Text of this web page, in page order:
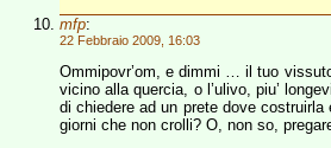
mfp:
22 Febbraio 2009, 16:03
Ommipovr’om, e dimmi … il tuo
vicino alla quercia, o l’ulivo, piu’
di chiedere ad un prete dove
giorni che non crolli? O, non so,